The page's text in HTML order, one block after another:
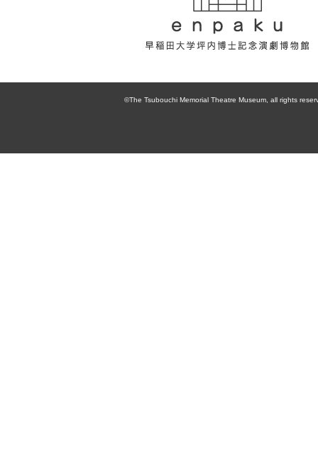
大学坪内博士記
念演劇博物館
©The Tsubouchi Memorial Theatre Museum, all rights